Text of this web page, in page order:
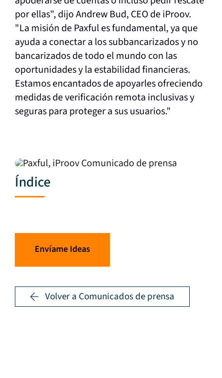
por ellas", dijo Andrew Bud, CEO de iProov.
"La misión de Paxful es fundamental, ya que
ayuda a conectar a los subbancarizados y no
bancarizados de todo el mundo con las
oportunidades y la estabilidad financieras.
Estamos encantados de apoyarles ofreciendo
medidas de verificación remota inclusivas y
seguras para proteger a sus usuarios."
Índice
Envíame Ideas
Volver a Comunicados de prensa